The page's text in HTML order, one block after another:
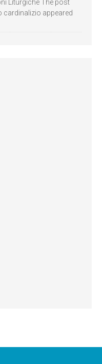
Liturgiche The post
cardinalizio appeared